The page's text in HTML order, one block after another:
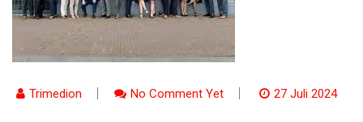
Trimedion No Comment Yet 27 Juli 2024